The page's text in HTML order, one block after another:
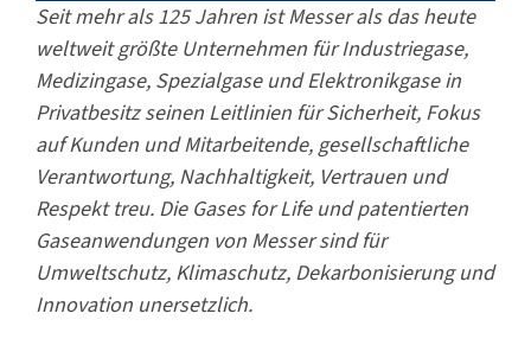
Seit mehr als 125 Jahren ist Messer als das heute
weltweit größte Unternehmen für Industriegase,
Medizingase, Spezialgase und Elektronikgase in
Privatbesitz seinen Leitlinien für Sicherheit, Fokus
auf Kunden und Mitarbeitende, gesellschaftliche
Verantwortung, Nachhaltigkeit, Vertrauen und
Respekt treu. Die Gases for Life und patentierten
Gaseanwendungen von Messer sind für
Umweltschutz, Klimaschutz, Dekarbonisierung und
Innovation unersetzlich.